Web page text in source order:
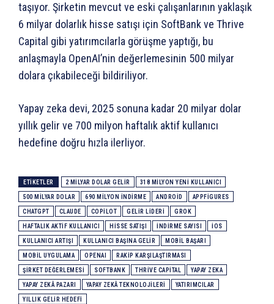
taşıyor. Şirketin mevcut ve eski çalışanlarının yaklaşık
6 milyar dolarlık hisse satışı için SoftBank ve Thrive
Capital gibi yatırımcılarla görüşme yaptığı, bu
anlaşmayla OpenAI’nin değerlemesinin 500 milyar
dolara çıkabileceği bildiriliyor.
Yapay zeka devi, 2025 sonuna kadar 20 milyar dolar
yıllık gelir ve 700 milyon haftalık aktif kullanıcı
hedefine doğru hızla ilerliyor.
ETIKETLER 2 MILYAR DOLAR GELIR 318 MILYON YENI KULLANICI
500 MILYAR DOLAR 690 MILYON INDIRME ANDROID APPFIGURES
CHATGPT CLAUDE COPILOT GELIR LIDERI GROK
HAFTALIK AKTIF KULLANICI HISSE SATIŞI INDIRME SAYISI IOS
KULLANICI ARTIŞI KULLANICI BAŞINA GELIR MOBIL BAŞARI
MOBIL UYGULAMA OPENAI RAKIP KARŞILAŞTIRMASI
ŞIRKET DEĞERLEMESI SOFTBANK THRIVE CAPITAL YAPAY ZEKA
YAPAY ZEKÂ PAZARI YAPAY ZEKÂ TEKNOLOJILERI YATIRIMCILAR
YILLIK GELIR HEDEFI